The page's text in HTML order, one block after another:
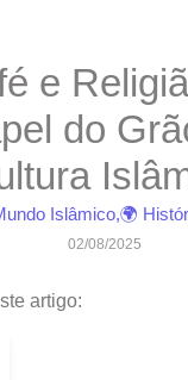
e
do
Islâmico,🌍
02/08/2025
artigo: